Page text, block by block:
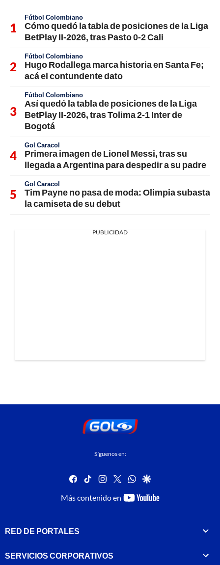
Fútbol Colombiano
Cómo quedó la tabla de posiciones de la Liga
BetPlay II-2026, tras Pasto 0-2 Cali
Fútbol Colombiano
Hugo Rodallega marca historia en Santa Fe;
acá el contundente dato
Fútbol Colombiano
Así quedó la tabla de posiciones de la Liga
BetPlay II-2026, tras Tolima 2-1 Inter de
Bogotá
Gol Caracol
Primera imagen de Lionel Messi, tras su
llegada a Argentina para despedir a su padre
Gol Caracol
Tim Payne no pasa de moda: Olimpia subasta
la camiseta de su debut
PUBLICIDAD
Síguenos en:
facebook
tiktok instagram
twitterwhatsapp
google
Más contenido en
youtube-
RED DE PORTALES
SERVICIOS CORPORATIVOS